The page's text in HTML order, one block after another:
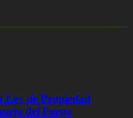
Ley de Propiedad
del Fuego